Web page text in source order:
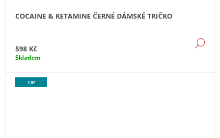
COCAINE & KETAMINE ČERNÉ DÁMSKÉ TRIČKO
598 Kč
Skladem
TIP